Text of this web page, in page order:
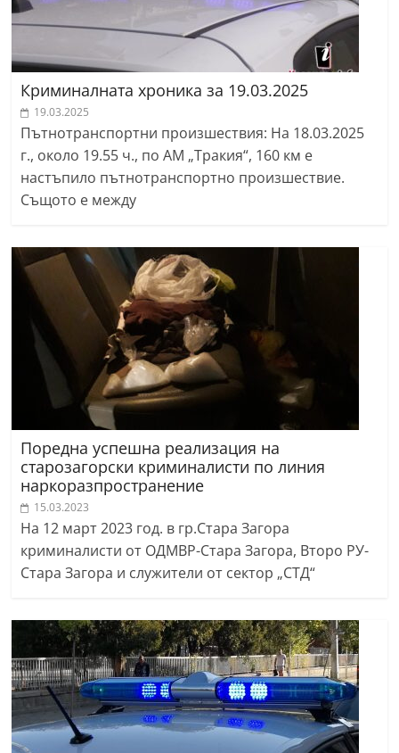
Криминалната хроника за 19.03.2025
19.03.2025
Пътнотранспортни произшествия: На 18.03.2025
г., около 19.55 ч., по АМ „Тракия“, 160 км е
настъпило пътнотранспортно произшествие.
Същото е между
Поредна успешна реализация на
старозагорски криминалисти по линия
наркоразпространение
15.03.2023
На 12 март 2023 год. в гр.Стара Загора
криминалисти от ОДМВР-Стара Загора, Второ РУ-
Стара Загора и служители от сектор „СТД“